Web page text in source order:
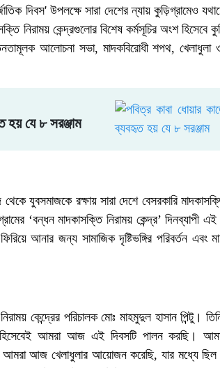
দিবস' উপলক্ষে সারা দেশের ন্যায় কুড়িগ্রামেও
নিরাময় কেন্দ্রগুলোর বিশেষ কর্মসূচির অংশ হিসেবে
আলোচনা সভা, মাদকবিরোধী শপথ, খেলাধুলা
হয় যে ৮ সরঞ্জাম
যুবসমাজকে রক্ষায় সারা দেশে বেসরকারি
‘বন্ধন মাদকাসক্তি নিরাময় কেন্দ্র’ দিনব্যাপী
আনার জন্য সামাজিক দৃষ্টিভঙ্গির পরিবর্তন এবং
কেন্দ্রের পরিচালক মোঃ মাহমুদুল হাসান পিন্টু।
হিসেবেই আমরা আজ এই দিবসটি পালন করছি।
আমরা আজ খেলাধুলার আয়োজন করেছি, যার মধ্যে